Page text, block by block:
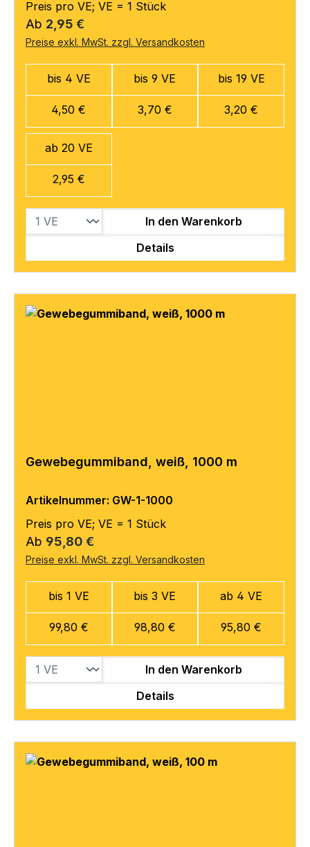
Preis pro VE; VE = 1 Stück
Regulärer Preis:
Ab 2,95 €
Preise exkl. MwSt. zzgl. Versandkosten
bis 4 VE
4,50 €
bis 9 VE
3,70 €
bis 19 VE
3,20 €
ab 20 VE
2,95 €
In den Warenkorb
Details
Gewebegummiband, weiß, 1000 m
Artikelnummer: GW-1-1000
Preis pro VE; VE = 1 Stück
Regulärer Preis:
Ab 95,80 €
Preise exkl. MwSt. zzgl. Versandkosten
bis 1 VE
99,80 €
bis 3 VE
98,80 €
ab 4 VE
95,80 €
In den Warenkorb
Details